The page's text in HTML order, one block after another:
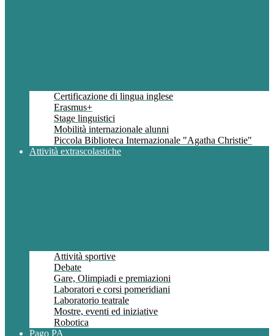
Certificazione di lingua inglese
Erasmus+
Stage linguistici
Mobilità internazionale alunni
Piccola Biblioteca Internazionale "Agatha Christie"
Attività extrascolastiche
Attività sportive
Debate
Gare, Olimpiadi e premiazioni
Laboratori e corsi pomeridiani
Laboratorio teatrale
Mostre, eventi ed iniziative
Robotica
Pago PA